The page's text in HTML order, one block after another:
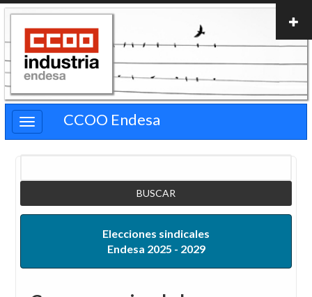
Pasar
contenido
principal
CCOO Endesa
Elecciones sindicales
Endesa 2025 - 2029